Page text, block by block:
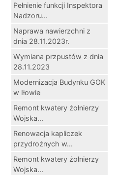
Pełnienie funkcji Inspektora
Nadzoru...
Naprawa nawierzchni z
dnia 28.11.2023r.
Wymiana przpustów z dnia
28.11.2023
Modernizacja Budynku GOK
w Iłowie
Remont kwatery żołnierzy
Wojska...
Renowacja kapliczek
przydrożnych w...
Remont kwatery żołnierzy
Wojska...